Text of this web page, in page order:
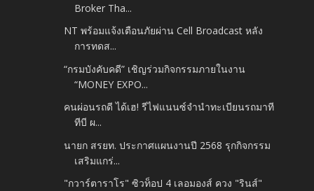
Broker Tha...
NT พร้อมแจ้งเตือนภัยผ่าน Cell Broadcast หลัง
การทดส...
“กรมบังคับคดี” เชิญร่วมกิจกรรมภายในงาน
“MONEY EXPO...
คนผ่อนรถดี ได้เฮ! รีไฟแนนซ์จำนำทะเบียนรถมาที
ทีบี ผ...
นายก สรยท. ประกาศแผนงานปี 2568 รุกกิจกรรม
เสริมแกร่...
"กวาร์ตาราโร" ซิวท็อป 4 เลอมองส์ ควง "รินส์"